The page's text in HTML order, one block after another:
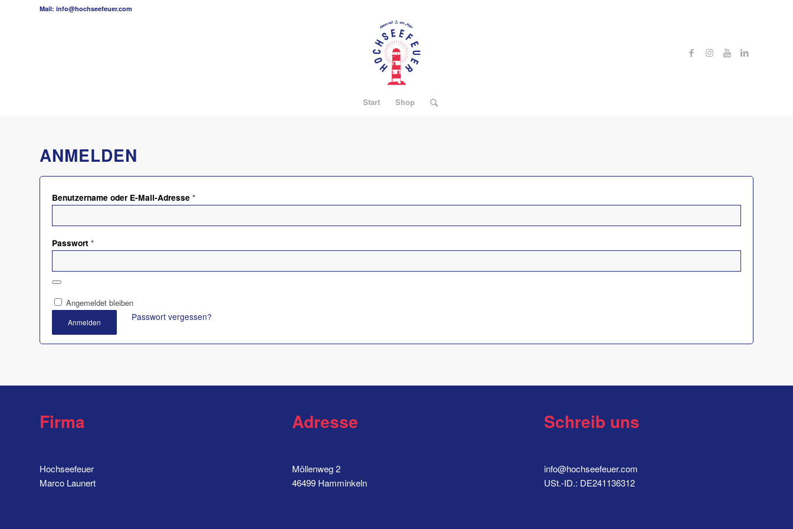
Mail: info@hochseefeuer.com
Start Shop
ANMELDEN
Benutzername oder E-Mail-Adresse *
Passwort *
Angemeldet bleiben
Anmelden Passwort vergessen?
Firma
Hochseefeuer
Marco Launert
Adresse
Möllenweg 2
46499 Hamminkeln
Schreib uns
info@hochseefeuer.com
USt.-ID.: DE241136312